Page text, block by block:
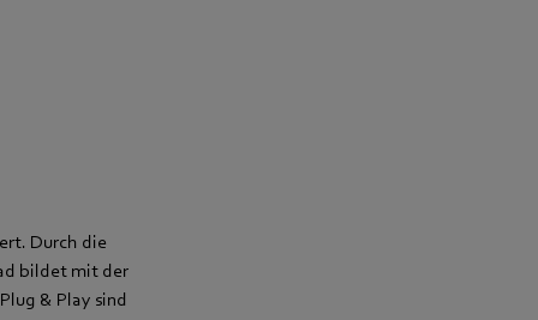
Durch die
bildet mit der
& Play sind